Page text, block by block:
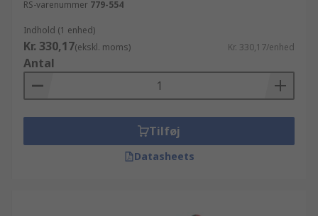
RS-varenummer 779-554
Indhold (1 enhed)
Kr. 330,17(ekskl. moms) Kr. 330,17/enhed
Antal
Tilføj
Datasheets